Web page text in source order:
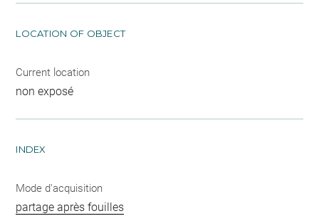
LOCATION OF OBJECT
Current location
non exposé
INDEX
Mode d'acquisition
partage après fouilles